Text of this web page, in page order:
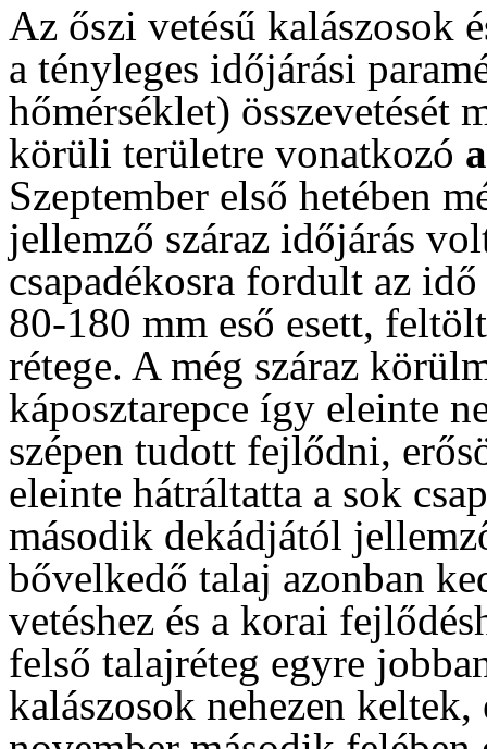
Az őszi vetésű kalászosok
a tényleges időjárási
hőmérséklet) összevetését
körüli területre vonatkozó
Szeptember első hetében
jellemző száraz időjárás
csapadékosra fordult az
80-180 mm eső esett,
rétege. A még száraz
káposztarepce így eleinte
szépen tudott fejlődni,
eleinte hátráltatta a sok
második dekádjától
bővelkedő talaj azonban
vetéshez és a korai
felső talajréteg egyre
kalászosok nehezen